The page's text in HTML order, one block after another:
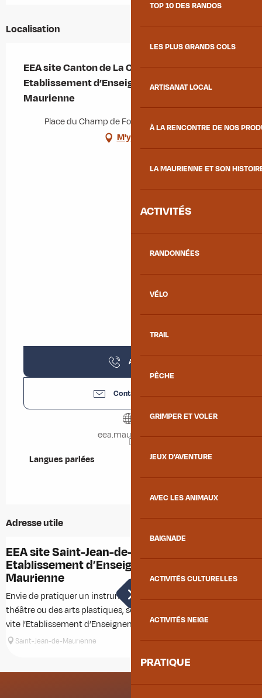
TOP 10 DES RANDOS
LES PLUS GRANDS COLS
ARTISANAT LOCAL
À LA RENCONTRE DE NOS
LA MAURIENNE ET SON
ACTIVITÉS
RANDONNÉES
VÉLO
TRAIL
PÊCHE
GRIMPER ET VOLER
JEUX D'AVENTURE
AVEC LES ANIMAUX
BAIGNADE
ACTIVITÉS CULTURELLES
ACTIVITÉS NEIGE
PRATIQUE
Localisation
EEA site Canton de La Chambre -
Etablissement d’Enseignement Artistique
Maurienne
Place du Champ de Foire, 73130 La Chambre
M'y rendre
Appeler
Contactez-nous
eea.maurienne.fr
Langues parlées
Langues parlées
Adresse utile
EEA site Saint-Jean-de-Maurienne -
Etablissement d’Enseignement Artistique
Maurienne
Envie de pratiquer un instrument, du chant, de la danse, du
théâtre ou des arts plastiques, seul ou à plusieurs ? Rejoignez
vite l’Etablissement d’Enseignement Artistique (EEA)...
Saint-Jean-de-Maurienne